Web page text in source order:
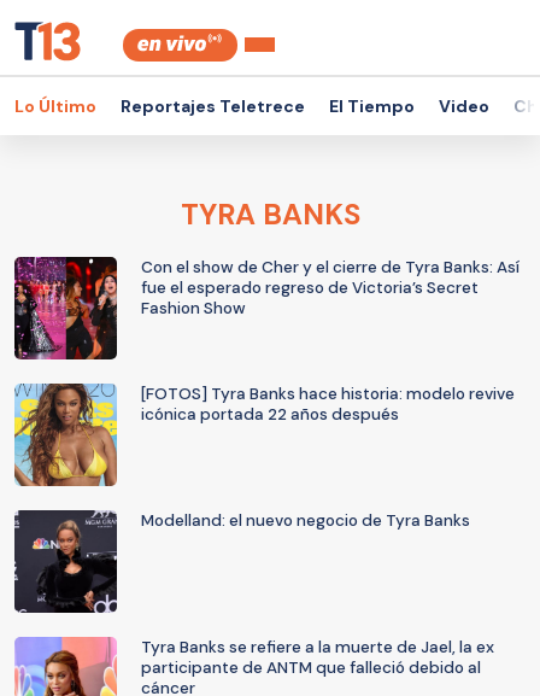
Lo Último Reportajes Teletrece El Tiempo Video
TYRA BANKS
Con el show de Cher y el cierre de Tyra Banks: Así
fue el esperado regreso de Victoria’s Secret
Fashion Show
[FOTOS] Tyra Banks hace historia: modelo revive
icónica portada 22 años después
Modelland: el nuevo negocio de Tyra Banks
Tyra Banks se refiere a la muerte de Jael, la ex
participante de ANTM que falleció debido al
cáncer